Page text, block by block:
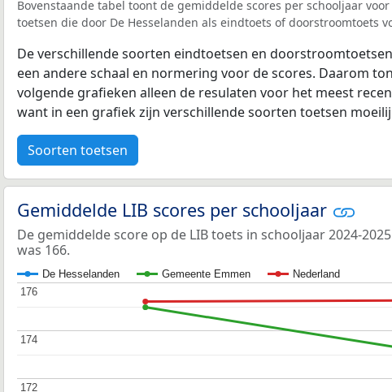
Bovenstaande tabel toont de gemiddelde scores per schooljaar
toetsen die door De Hesselanden als eindtoets of doorstroomtoets
De verschillende soorten eindtoetsen en
een andere schaal en normering voor de scores. Daarom
volgende grafieken alleen de resulaten voor het meest
want in een grafiek zijn verschillende soorten toetsen
Soorten toetsen
Gemiddelde LIB scores per schooljaar
De gemiddelde score op de LIB toets in schooljaar 2024-
was 166.
De Hesselanden Gemeente Emmen Nederland
172
172
174
174
176
176